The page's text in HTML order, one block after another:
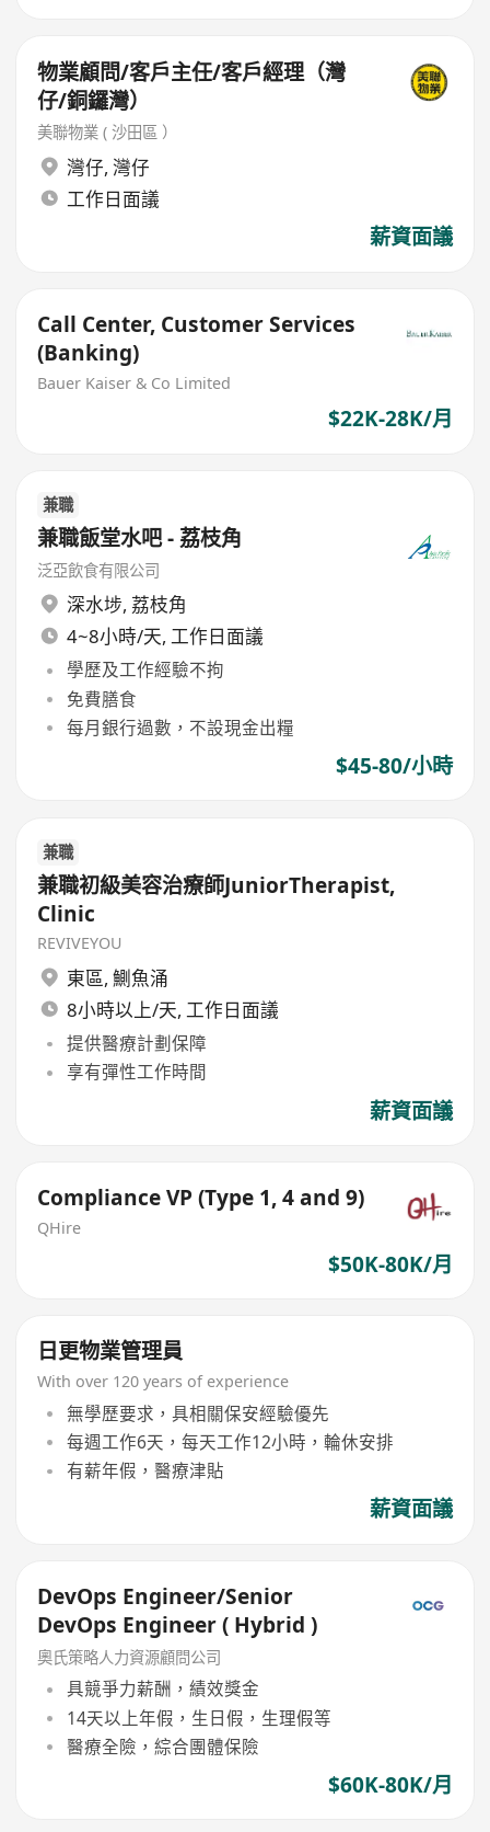
物業顧問/客戶主任/客戶經理（灣
仔/銅鑼灣）
美聯物業 ( 沙田區 ）
灣仔, 灣仔
工作日面議
薪資面議
Call Center, Customer Services
(Banking)
Bauer Kaiser & Co Limited
$22K-28K/月
兼職
兼職飯堂水吧 - 荔枝角
泛亞飲食有限公司
深水埗, 荔枝角
4~8小時/天, 工作日面議
學歷及工作經驗不拘
免費膳食
每月銀行過數，不設現金出糧
$45-80/小時
兼職
兼職初級美容治療師JuniorTherapist,
Clinic
REVIVEYOU
東區, 鰂魚涌
8小時以上/天, 工作日面議
提供醫療計劃保障
享有彈性工作時間
薪資面議
Compliance VP (Type 1, 4 and 9)
QHire
$50K-80K/月
日更物業管理員
With over 120 years of experience
無學歷要求，具相關保安經驗優先
每週工作6天，每天工作12小時，輪休安排
有薪年假，醫療津貼
薪資面議
DevOps Engineer/Senior
DevOps Engineer ( Hybrid )
奧氏策略人力資源顧問公司
具競爭力薪酬，績效獎金
14天以上年假，生日假，生理假等
醫療全險，綜合團體保險
$60K-80K/月